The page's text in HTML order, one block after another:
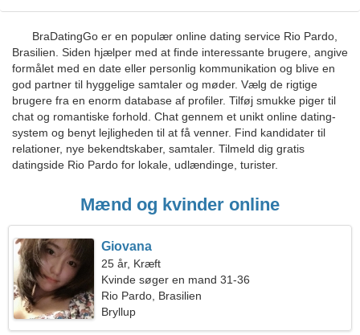
BraDatingGo er en populær online dating service Rio Pardo,
Brasilien. Siden hjælper med at finde interessante brugere, angive
formålet med en date eller personlig kommunikation og blive en
god partner til hyggelige samtaler og møder. Vælg de rigtige
brugere fra en enorm database af profiler. Tilføj smukke piger til
chat og romantiske forhold. Chat gennem et unikt online dating-
system og benyt lejligheden til at få venner. Find kandidater til
relationer, nye bekendtskaber, samtaler. Tilmeld dig gratis
datingside Rio Pardo for lokale, udlændinge, turister.
Mænd og kvinder online
Giovana
25 år, Kræft
Kvinde søger en mand 31-36
Rio Pardo, Brasilien
Bryllup